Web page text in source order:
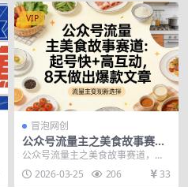
VIP
冒泡网创
公众号流量主之美食故事赛
道，起号快+高互动，8天就能
公众号流量主之美食故事赛道，起
号快+高互动，8天就能做出爆款文
章 项目介绍： 本...
2026-03-25 206 33